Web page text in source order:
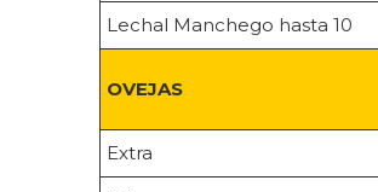
Lechal Manchego hasta 10
OVEJAS
Extra